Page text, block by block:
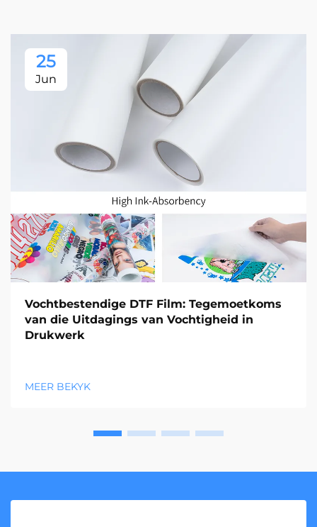
25
Jun
Vochtbestendige DTF Film: Tegemoetkoms
van die Uitdagings van Vochtigheid in
Drukwerk
MEER BEKYK